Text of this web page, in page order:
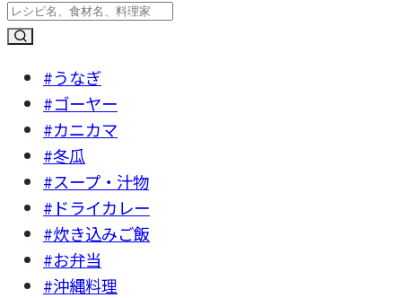
#うなぎ
#ゴーヤー
#カニカマ
#冬瓜
#スープ・汁物
#ドライカレー
#炊き込みご飯
#お弁当
#沖縄料理